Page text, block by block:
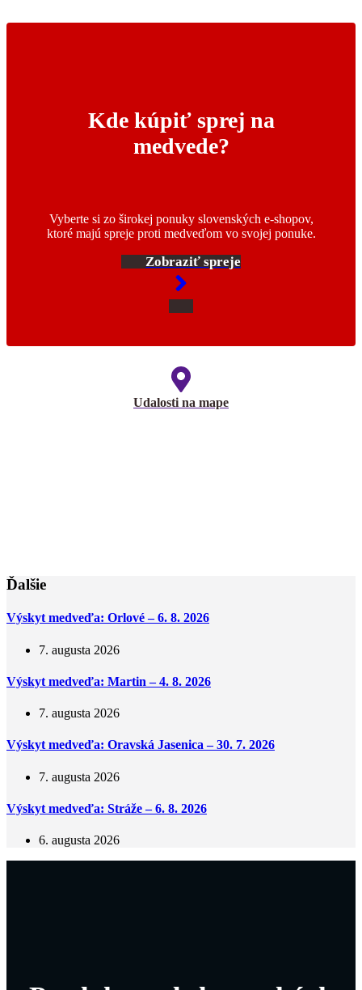
Kde kúpiť sprej na
medvede?
Vyberte si zo širokej ponuky slovenských e-shopov,
ktoré majú spreje proti medveďom vo svojej ponuke.
Zobraziť spreje
Udalosti na mape
Ďalšie
Výskyt medveďa: Orlové – 6. 8. 2026
7. augusta 2026
Výskyt medveďa: Martin – 4. 8. 2026
7. augusta 2026
Výskyt medveďa: Oravská Jasenica – 30. 7. 2026
7. augusta 2026
Výskyt medveďa: Stráže – 6. 8. 2026
6. augusta 2026